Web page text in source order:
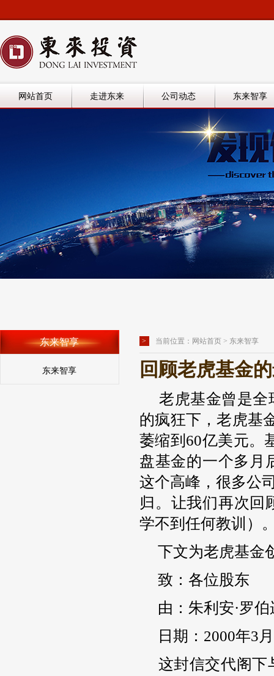
网站首页 走进东来 公司动态 东来智享
东来智享
东来智享
> 当前位置： 网站首页 > 东来智享
回顾老虎基金
老虎基金曾是全
的疯狂下，老虎基
萎缩到60亿美元。
盘基金的一个多月
这个高峰，很多公
归。让我们再次回
学不到任何教训）
下文为老虎基金
致：各位股东
由：朱利安·罗伯
日期：2000年3
这封信交代阁下